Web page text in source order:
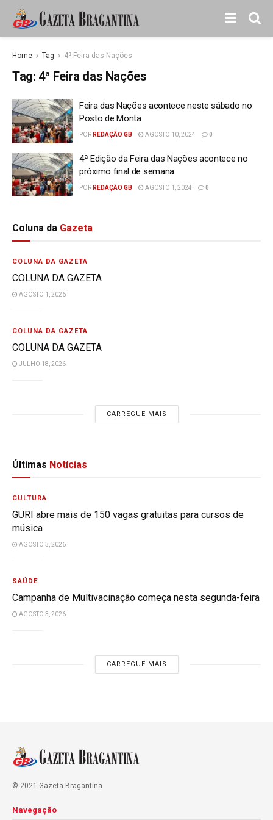
Home Tag 4ª Feira das Nações
Tag: 4ª Feira das Nações
Feira das Nações acontece neste sábado no
Posto de Monta
POR REDAÇÃO GB AGOSTO 10, 2024 0
4ª Edição da Feira das Nações acontece no
próximo final de semana
POR REDAÇÃO GB AGOSTO 1, 2024 0
Coluna da Gazeta
COLUNA DA GAZETA
COLUNA DA GAZETA
AGOSTO 1, 2026
COLUNA DA GAZETA
COLUNA DA GAZETA
JULHO 18, 2026
CARREGUE MAIS
Últimas Notícias
CULTURA
GURI abre mais de 150 vagas gratuitas para cursos de
música
AGOSTO 3, 2026
SAÚDE
Campanha de Multivacinação começa nesta segunda-feira
AGOSTO 3, 2026
CARREGUE MAIS
© 2021 Gazeta Bragantina
Navegação